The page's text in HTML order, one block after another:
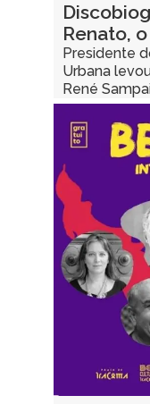
Renato,
Presidente
Urbana
René